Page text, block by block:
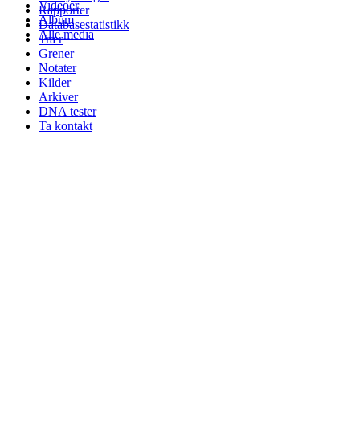
Videoer
Album
Alle media
Rapporter
Databasestatistikk
Trær
Grener
Notater
Kilder
Arkiver
DNA tester
Ta kontakt